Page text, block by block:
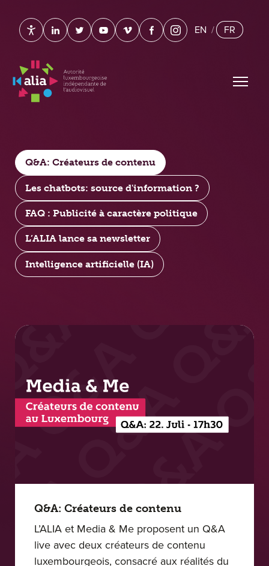
Paramètres d’accessibilité
linkedin.com
twitter.com
youtube.com
vimeo.com
facebook.com
instagram.com
EN / FR
Ouvrir
Q&A: Créateurs de contenu
Les chatbots: source d'information ?
FAQ : Publicité à caractère politique
L’ALIA lance sa newsletter
Intelligence artificielle (IA)
Q&A: Créateurs de contenu
L’ALIA et Media & Me proposent un Q&A
live avec deux créateurs de contenu
luxembourgeois, consacré aux réalités du